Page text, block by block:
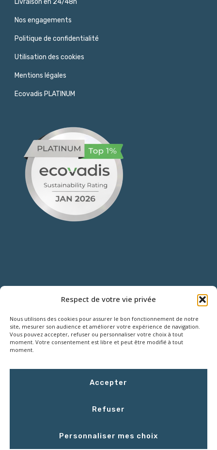
Respect de votre vie privée
Nous utilisons des cookies pour assurer le bon fonctionnement de notre
site, mesurer son audience et améliorer votre expérience de navigation.
Vous pouvez accepter, refuser ou personnaliser votre choix à tout
moment. Votre consentement est libre et peut être modifié à tout
moment.
Accepter
Refuser
Personnaliser mes choix
Livraison en 24/48h
Nos engagements
Politique de confidentialité
Utilisation des cookies
Mentions légales
Ecovadis PLATINUM
18 Rue Roger SALENGRO,
Z.I. des Grouëts, 41100 SAINT-OUEN
Le vendredi : 8h00 - 16h30